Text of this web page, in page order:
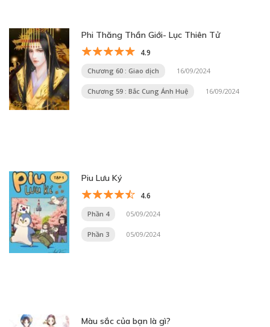
Phi Thăng Thần Giới- Lục Thiên Tử
4.9
Chương 60 : Giao dịch 16/09/2024
Chương 59 : Bắc Cung Ánh Huệ 16/09/2024
Piu Lưu Ký
4.6
Phần 4 05/09/2024
Phần 3 05/09/2024
Màu sắc của bạn là gì?